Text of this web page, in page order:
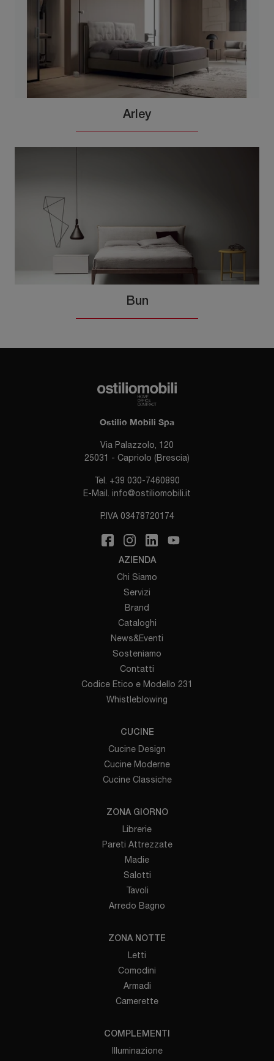
Arley
Bun
Ostilio Mobili Spa
Via Palazzolo, 120
25031 - Capriolo (Brescia)
Tel. +39 030-7460890
E-Mail. info@ostiliomobili.it
P.IVA 03478720174
AZIENDA
Chi Siamo
Servizi
Brand
Cataloghi
News&Eventi
Sosteniamo
Contatti
Codice Etico e Modello 231
Whistleblowing
CUCINE
Cucine Design
Cucine Moderne
Cucine Classiche
ZONA GIORNO
Librerie
Pareti Attrezzate
Madie
Salotti
Tavoli
Arredo Bagno
ZONA NOTTE
Letti
Comodini
Armadi
Camerette
COMPLEMENTI
Illuminazione